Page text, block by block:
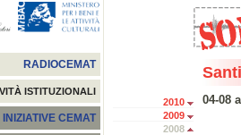
RADIOCEMAT
ISTITUZIONALI
INIZIATIVE CEMAT
2010
2009
2008
04-08